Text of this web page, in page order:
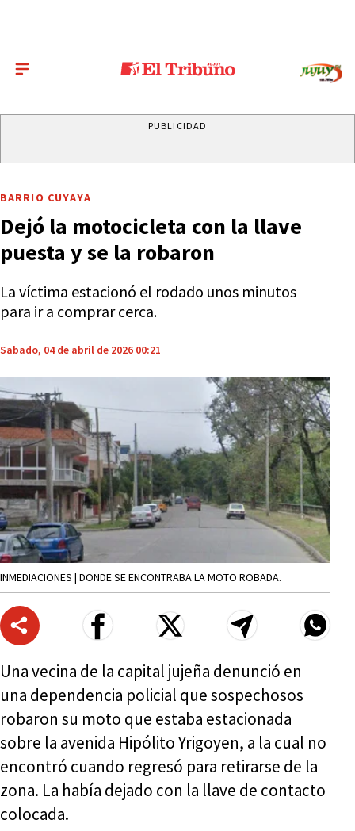
PUBLICIDAD
BARRIO CUYAYA
Dejó la motocicleta con la llave
puesta y se la robaron
La víctima estacionó el rodado unos minutos
para ir a comprar cerca.
Sabado, 04 de abril de 2026 00:21
INMEDIACIONES | DONDE SE ENCONTRABA LA MOTO ROBADA.
Una vecina de la capital jujeña denunció en
una dependencia policial que sospechosos
robaron su moto que estaba estacionada
sobre la avenida Hipólito Yrigoyen, a la cual no
encontró cuando regresó para retirarse de la
zona. La había dejado con la llave de contacto
colocada.